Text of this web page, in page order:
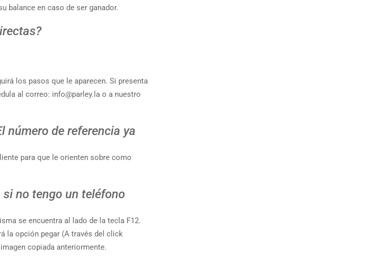
balance en caso de ser ganador.
los pasos que le aparecen. Si presenta
al correo: info@parley.la o a nuestro
número de referencia ya
para que le orienten sobre como
no tengo un teléfono
se encuentra al lado de la tecla F12.
la opción pegar (A través del click
copiada anteriormente.